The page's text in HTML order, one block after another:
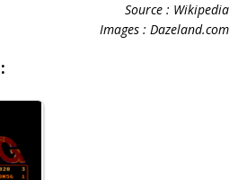
Source : Wikipedia
Images : Dazeland.com